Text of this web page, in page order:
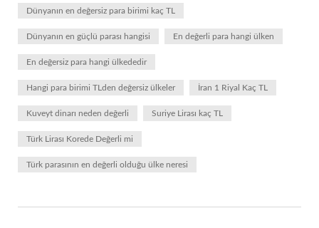
Dünyanın en değersiz para birimi kaç TL
Dünyanın en güçlü parası hangisi En değerli para hangi ülken
En değersiz para hangi ülkededir
Hangi para birimi TLden değersiz ülkeler İran 1 Riyal Kaç TL
Kuveyt dinarı neden değerli Suriye Lirası kaç TL
Türk Lirası Korede Değerli mi
Türk parasının en değerli olduğu ülke neresi